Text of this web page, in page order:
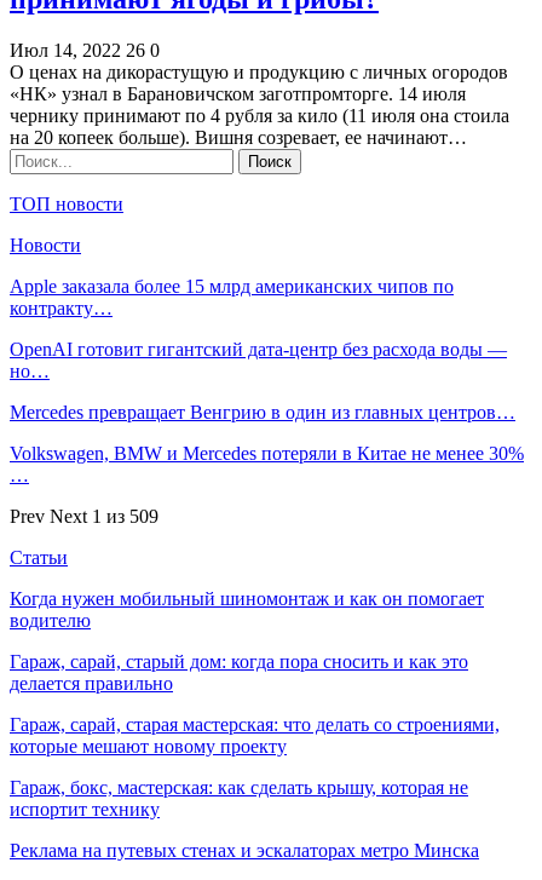
Июл 14, 2022 26 0
О ценах на дикорастущую и продукцию c личных огородов
«НК» узнал в Барановичском заготпромторге. 14 июля
чернику принимают по 4 рубля за кило (11 июля она стоила
на 20 копеек больше). Вишня созревает, ее начинают…
ТОП новости
Новости
Apple заказала более 15 млрд американских чипов по
контракту…
OpenAI готовит гигантский дата-центр без расхода воды —
но…
Mercedes превращает Венгрию в один из главных центров…
Volkswagen, BMW и Mercedes потеряли в Китае не менее 30%
…
Prev Next 1 из 509
Статьи
Когда нужен мобильный шиномонтаж и как он помогает
водителю
Гараж, сарай, старый дом: когда пора сносить и как это
делается правильно
Гараж, сарай, старая мастерская: что делать со строениями,
которые мешают новому проекту
Гараж, бокс, мастерская: как сделать крышу, которая не
испортит технику
Реклама на путевых стенах и эскалаторах метро Минска